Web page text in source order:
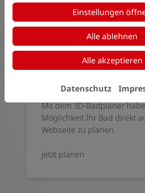
3D-BADPLANER
Mit dem 3D-Badplaner
Möglichkeit Ihr Bad direkt
Webseite zu planen.
jetzt planen
Einstellungen
Alle ablehnen
Alle akzeptieren
Datenschutz